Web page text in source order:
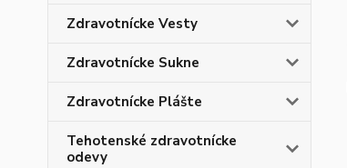
Zdravotnícke Vesty
Zdravotnícke Sukne
Zdravotnícke Plášte
Tehotenské zdravotnícke
odevy